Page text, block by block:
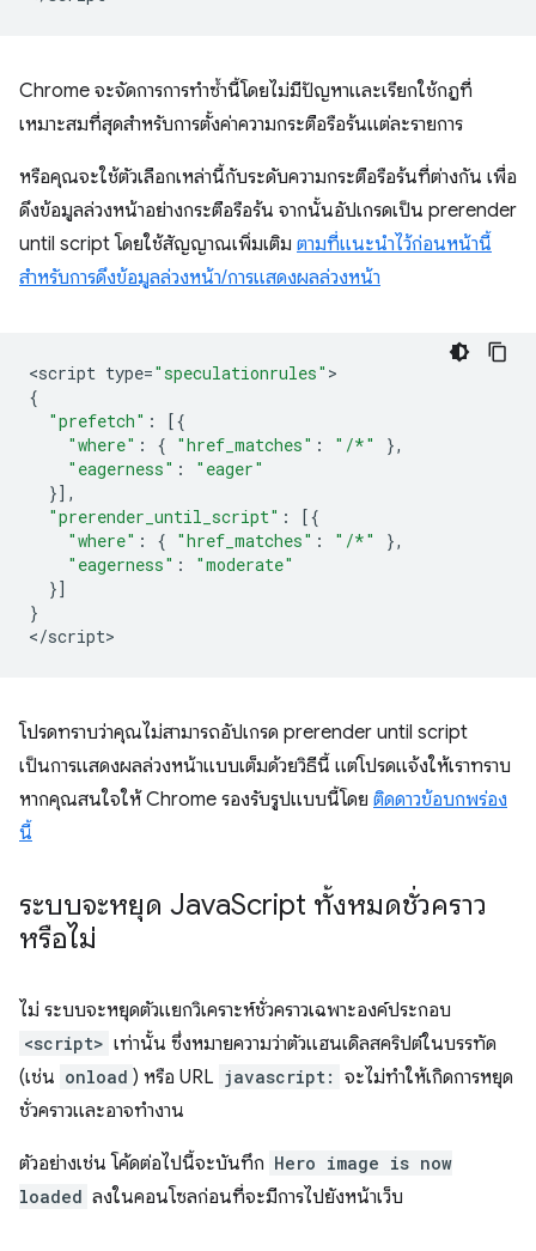
Chrome จะจัดการการทำซ้ำนี้โดยไม่มีปัญหาและเรียกใช้กฎที่
เหมาะสมที่สุดสำหรับการตั้งค่าความกระตือรือร้นแต่ละรายการ
หรือคุณจะใช้ตัวเลือกเหล่านี้กับระดับความกระตือรือร้นที่ต่างกัน เพื่อ
ดึงข้อมูลล่วงหน้าอย่างกระตือรือร้น จากนั้นอัปเกรดเป็น prerender
until script โดยใช้สัญญาณเพิ่มเติม ตามที่แนะนำไว้ก่อนหน้านี้
สำหรับการดึงข้อมูลล่วงหน้า/การแสดงผลล่วงหน้า
<script type="speculationrules"
{
"prefetch" :
[{
"where" : { "href_matches" : "/*"
},
"eagerness" :
"eager"
}],
"prerender_until_script" :
[{
"where" : { "href_matches" : "/*"
},
"eagerness" :
"moderate"
}]
}
</script
โปรดทราบว่าคุณไม่สามารถอัปเกรด prerender until script
เป็นการแสดงผลล่วงหน้าแบบเต็มด้วยวิธีนี้ แต่โปรดแจ้งให้เราทราบ
หากคุณสนใจให้ Chrome รองรับรูปแบบนี้โดย ติดดาวข้อบกพร่อง
นี้
ระบบจะหยุด JavaScript ทั้งหมดชั่วคราว
หรือไม่
ไม่ ระบบจะหยุดตัวแยกวิเคราะห์ชั่วคราวเฉพาะองค์ประกอบ
<script> เท่านั้น ซึ่งหมายความว่าตัวแฮนเดิลสคริปต์ในบรรทัด
(เช่น onload ) หรือ URL javascript: จะไม่ทำให้เกิดการหยุด
ชั่วคราวและอาจทำงาน
ตัวอย่างเช่น โค้ดต่อไปนี้จะบันทึก Hero image is now
loaded ลงในคอนโซลก่อนที่จะมีการไปยังหน้าเว็บ